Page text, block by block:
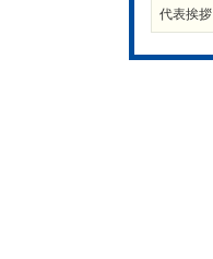
代表挨拶